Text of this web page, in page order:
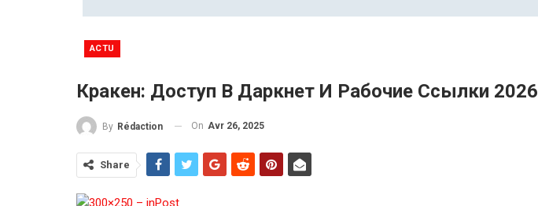
ACTU
Кракен: Доступ В Даркнет И Рабочие Ссылки 2026
By Rédaction On Avr 26, 2025
Share